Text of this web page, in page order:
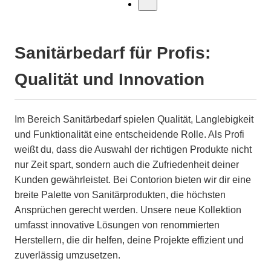
Sanitärbedarf für Profis:
Qualität und Innovation
Im Bereich Sanitärbedarf spielen Qualität, Langlebigkeit
und Funktionalität eine entscheidende Rolle. Als Profi
weißt du, dass die Auswahl der richtigen Produkte nicht
nur Zeit spart, sondern auch die Zufriedenheit deiner
Kunden gewährleistet. Bei Contorion bieten wir dir eine
breite Palette von Sanitärprodukten, die höchsten
Ansprüchen gerecht werden. Unsere neue Kollektion
umfasst innovative Lösungen von renommierten
Herstellern, die dir helfen, deine Projekte effizient und
zuverlässig umzusetzen.